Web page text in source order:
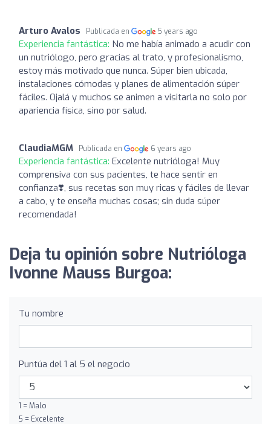
Arturo Avalos Publicada en 5 years ago
Experiencia fantástica: No me había animado a acudir con
un nutriólogo, pero gracias al trato, y profesionalismo,
estoy más motivado que nunca. Súper bien ubicada,
instalaciones cómodas y planes de alimentación súper
fáciles. Ojalá y muchos se animen a visitarla no solo por
apariencia física, sino por salud.
ClaudiaMGM Publicada en 6 years ago
Experiencia fantástica: Excelente nutrióloga! Muy
comprensiva con sus pacientes, te hace sentir en
confianza❣️, sus recetas son muy ricas y fáciles de llevar
a cabo, y te enseña muchas cosas; sin duda súper
recomendada!
Deja tu opinión sobre Nutrióloga
Ivonne Mauss Burgoa:
Tu nombre
Puntúa del 1 al 5 el negocio
1 = Malo
5 = Excelente